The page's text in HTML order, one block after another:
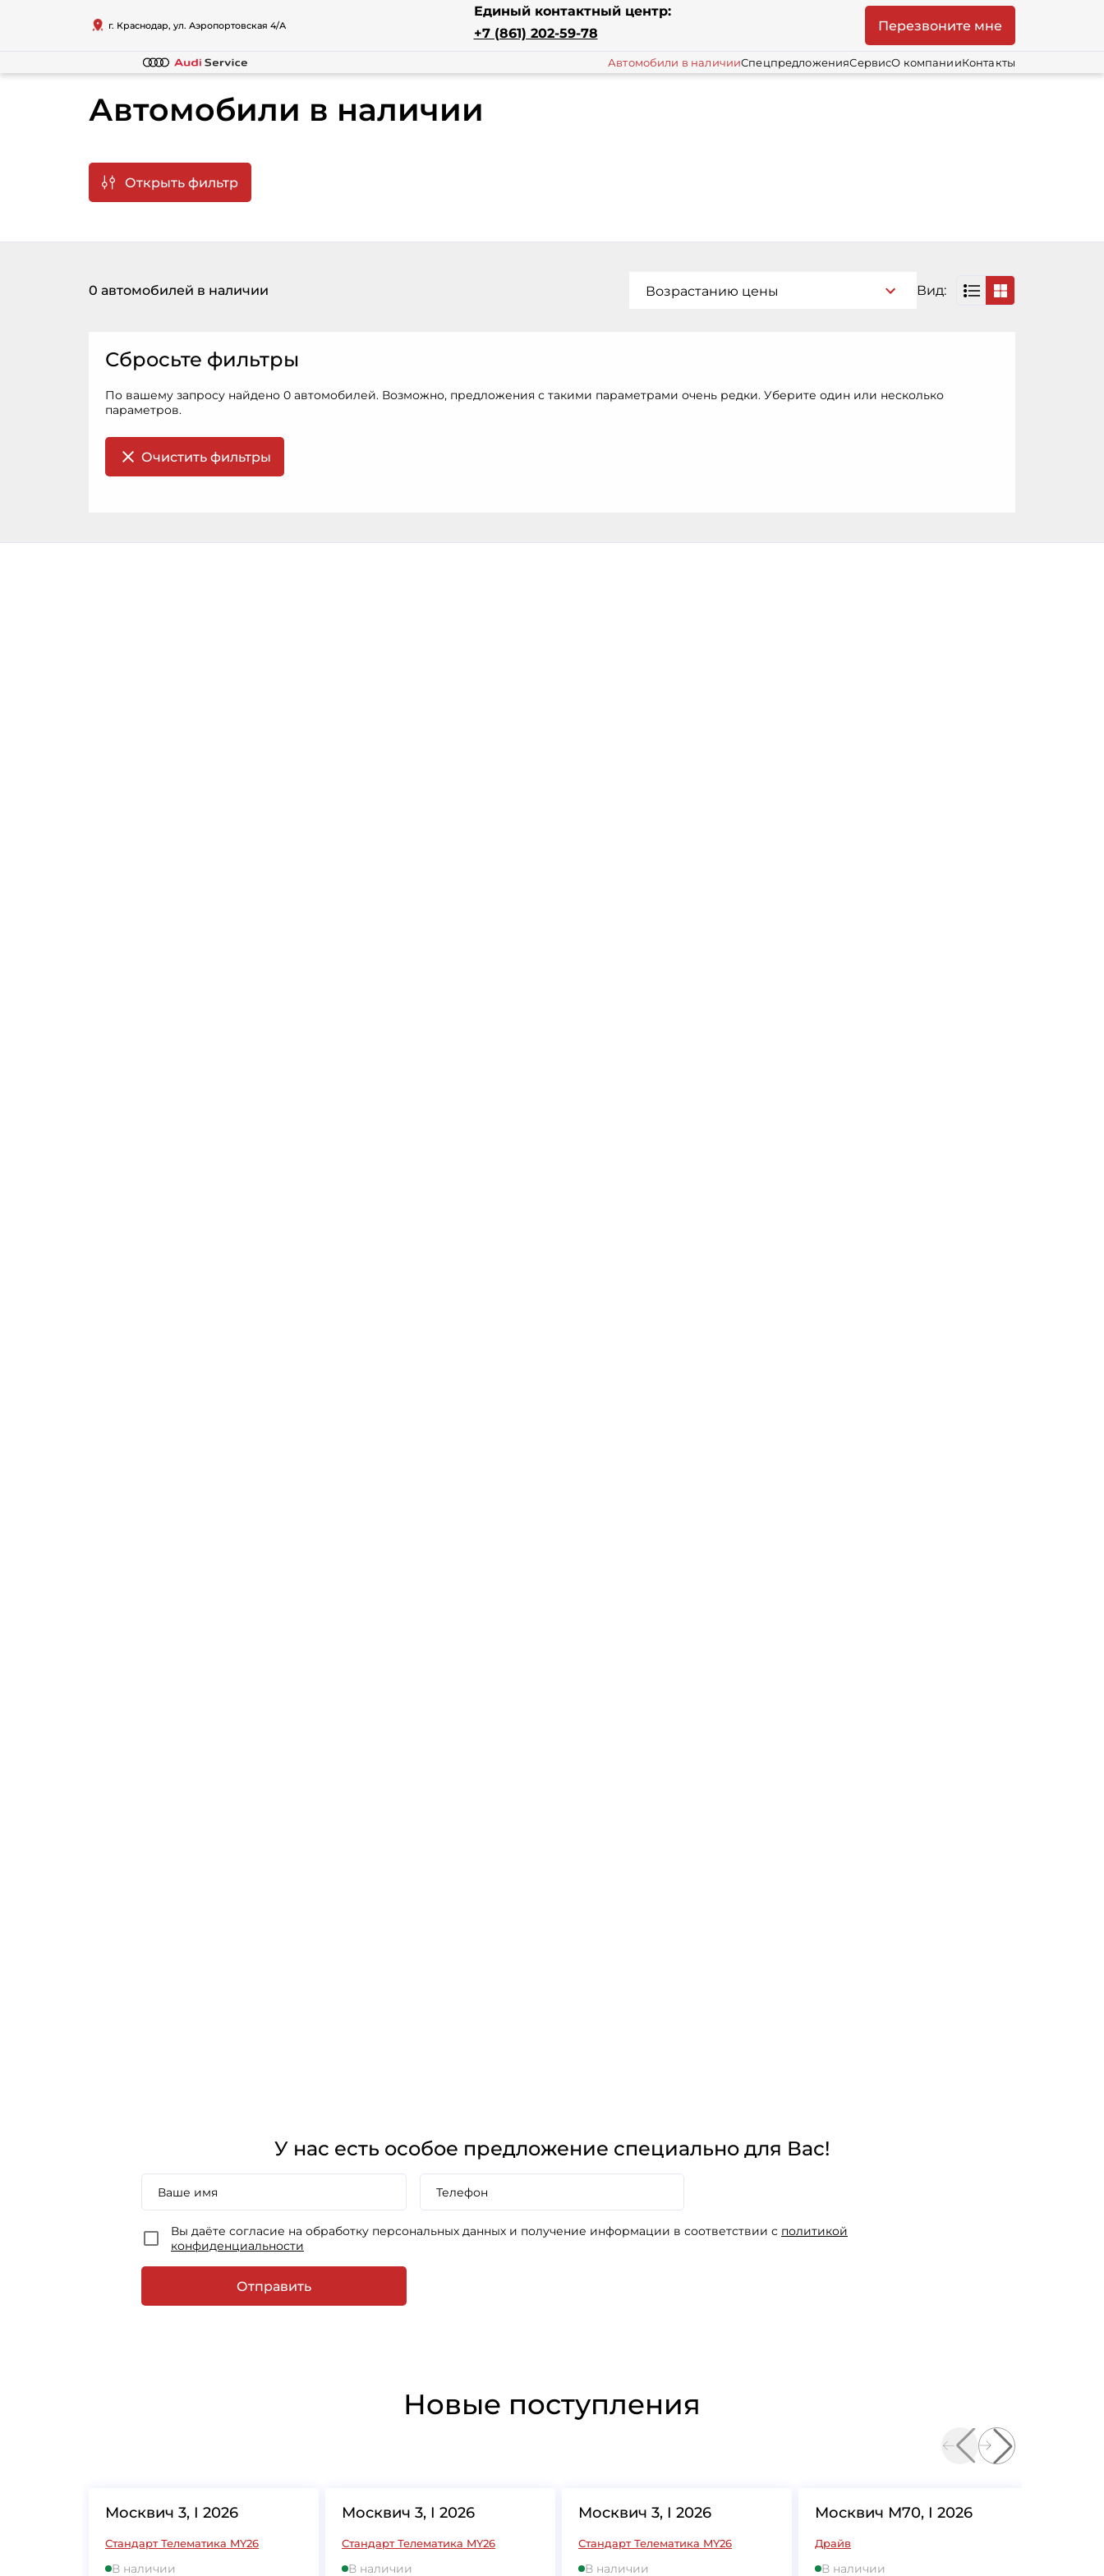
г. Краснодар, ул. Аэропортовская 4/А
Единый контактный центр:
+7 (861) 202-59-78
Перезвоните мне
Автомобили в наличииСпецпредложенияСервисО компанииКонтакты
Автомобили в наличии
Открыть фильтр
0 автомобилей в наличии Возрастанию цены Вид:
Сбросьте фильтры
По вашему запросу найдено 0 автомобилей. Возможно, предложения с такими параметрами очень редки. Уберите один или несколько
параметров.
Очистить фильтры
У нас есть особое предложение специально для Вас!
Ваше имя Телефон
Вы даёте согласие на обработку персональных данных и получение информации в соответствии с политикой
конфиденциальности
Отправить
Новые поступления
Москвич 3, I 2026
Стандарт Телематика MY26
В наличии
Москвич 3, I 2026
Стандарт Телематика MY26
В наличии
Москвич 3, I 2026
Стандарт Телематика MY26
В наличии
Москвич М70, I 2026
Драйв
В наличии